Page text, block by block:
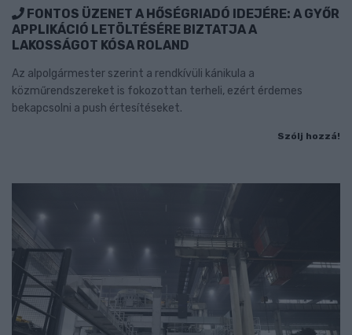
FONTOS ÜZENET A HŐSÉGRIADÓ IDEJÉRE: A GYŐR
APPLIKÁCIÓ LETÖLTÉSÉRE BIZTATJA A
LAKOSSÁGOT KÓSA ROLAND
Az alpolgármester szerint a rendkívüli kánikula a
közműrendszereket is fokozottan terheli, ezért érdemes
bekapcsolni a push értesítéseket.
Szólj hozzá!